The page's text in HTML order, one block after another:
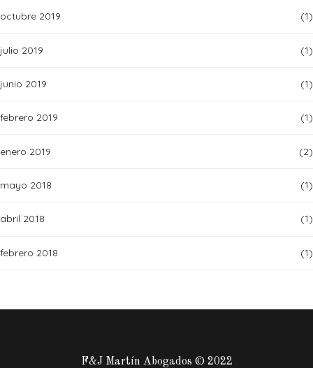
octubre 2019 (1)
julio 2019 (1)
junio 2019 (1)
febrero 2019 (1)
enero 2019 (2)
mayo 2018 (1)
abril 2018 (1)
febrero 2018 (1)
F&J Martín Abogados © 2022